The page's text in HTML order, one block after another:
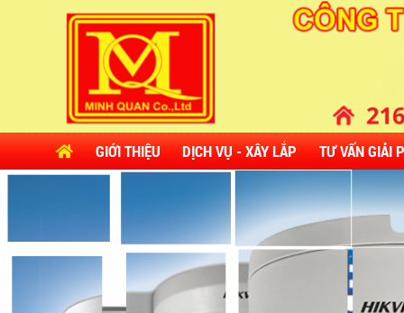
GIỚI THIỆU DỊCH VỤ - XÂY LẮP TƯ VẤN GIẢI